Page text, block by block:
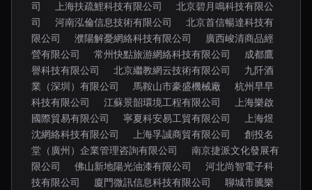
司
上海扶疏鯉科技有限公司
北京碧月鳴科技有限公
司
河南泓倫信息技術有限公司
北京首信暢達科技有
限公司
濮陽解憂網絡科技有限公司
廣西峻清商品經
營有限公司
常州快點旅游網絡科技有限公司
成都鷹
譽科技有限公司
北京繼教網云技術有限公司
九阡酒
業（深圳）有限公司
馬鞍山市豪盛機械廠
杭州早早
科技有限公司
江蘇景韶環境工程有限公司
上海樂啟
國際貿易有限公司
寧夏科安易工貿有限公司
上海煜
沈網絡科技有限公司
上海孚誠商貿有限公司
創投名
堂（廣州）企業管理咨詢有限公司
南京捷派文化發展有
限公司
佛山新地陽光油漆有限公司
河北尚智電子科
技有限公司
廈門微訊信息科技有限公司
聊城市騰樂